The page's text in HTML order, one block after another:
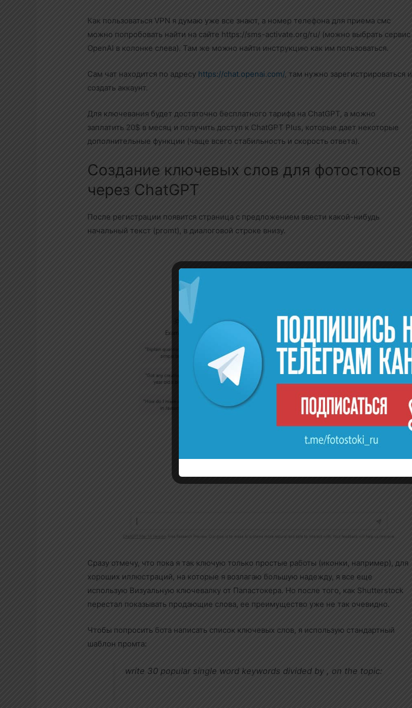
Как пользоваться VPN я думаю уже все знают, а номер телефона для приема смс
можно попробовать найти на сайте https://sms-activate.org/ru/ (можно выбрать сервис
OpenAI в колонке слева). Там же можно найти инструкцию как им пользоваться.
Сам чат находится по адресу https://chat.openai.com/, там нужно зарегистрироваться и
создать аккаунт.
Для ключевания будет достаточно бесплатного тарифа на ChatGPT, а можно
заплатить 20$ в месяц и получить доступ к ChatGPT Plus, которые дает некоторые
дополнительные функции (чаще всего стабильность и скорость ответа).
Создание ключевых слов для фотостоков
через ChatGPT
После регистрации появится страница с предложением ввести какой-нибудь
начальный текст (promt), в диалоговой строке внизу.
Сразу отмечу, что пока я так ключую только простые работы (иконки, например), для
хороших иллюстраций, на которые я возлагаю большую надежду, я все еще
использую Визуальную ключевалку от Папастокера. Но после того, как Shutterstock
перестал показывать продающие слова, ее преимущество уже не так очевидно.
Чтобы попросить бота написать список ключевых слов, я использую стандартный
шаблон промта:
write 30 popular single word keywords divided by , on the topic: